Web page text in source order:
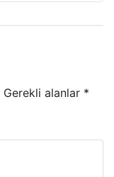
Gerekli alanlar *